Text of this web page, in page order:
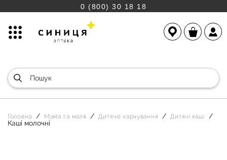
0 (800) 30 18 18
Головна Мама та маля Дитяче харчування Дитячі каші
Каші молочні